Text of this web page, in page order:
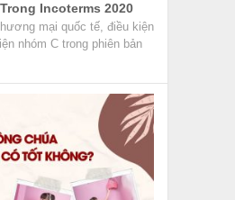
Incoterms 2020
mại quốc tế, điều kiện
nhóm C trong phiên bản